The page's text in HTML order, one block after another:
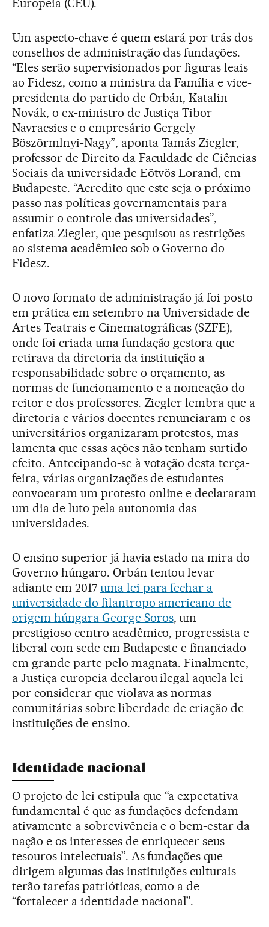
Europeia (CEU).
Um aspecto-chave é quem estará por trás dos
conselhos de administração das fundações.
“Eles serão supervisionados por figuras leais
ao Fidesz, como a ministra da Família e vice-
presidenta do partido de Orbán, Katalin
Novák, o ex-ministro de Justiça Tibor
Navracsics e o empresário Gergely
Böszörmlnyi-Nagy”, aponta Tamás Ziegler,
professor de Direito da Faculdade de Ciências
Sociais da universidade Eötvös Lorand, em
Budapeste. “Acredito que este seja o próximo
passo nas políticas governamentais para
assumir o controle das universidades”,
enfatiza Ziegler, que pesquisou as restrições
ao sistema acadêmico sob o Governo do
Fidesz.
O novo formato de administração já foi posto
em prática em setembro na Universidade de
Artes Teatrais e Cinematográficas (SZFE),
onde foi criada uma fundação gestora que
retirava da diretoria da instituição a
responsabilidade sobre o orçamento, as
normas de funcionamento e a nomeação do
reitor e dos professores. Ziegler lembra que a
diretoria e vários docentes renunciaram e os
universitários organizaram protestos, mas
lamenta que essas ações não tenham surtido
efeito. Antecipando-se à votação desta terça-
feira, várias organizações de estudantes
convocaram um protesto online e declararam
um dia de luto pela autonomia das
universidades.
O ensino superior já havia estado na mira do
Governo húngaro. Orbán tentou levar
adiante em 2017 uma lei para fechar a
universidade do filantropo americano de
origem húngara George Soros, um
prestigioso centro acadêmico, progressista e
liberal com sede em Budapeste e financiado
em grande parte pelo magnata. Finalmente,
a Justiça europeia declarou ilegal aquela lei
por considerar que violava as normas
comunitárias sobre liberdade de criação de
instituições de ensino.
Identidade nacional
O projeto de lei estipula que “a expectativa
fundamental é que as fundações defendam
ativamente a sobrevivência e o bem-estar da
nação e os interesses de enriquecer seus
tesouros intelectuais”. As fundações que
dirigem algumas das instituições culturais
terão tarefas patrióticas, como a de
“fortalecer a identidade nacional”.